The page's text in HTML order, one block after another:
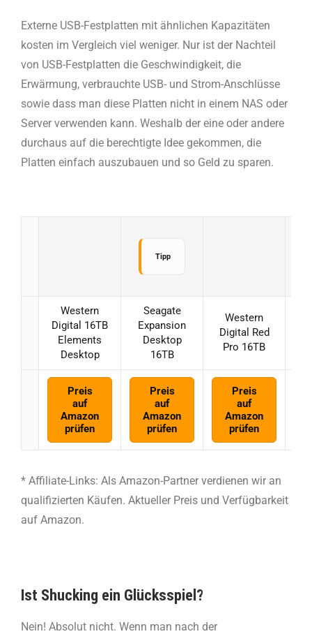
Externe USB-Festplatten mit ähnlichen Kapazitäten
kosten im Vergleich viel weniger. Nur ist der Nachteil
von USB-Festplatten die Geschwindigkeit, die
Erwärmung, verbrauchte USB- und Strom-Anschlüsse
sowie dass man diese Platten nicht in einem NAS oder
Server verwenden kann. Weshalb der eine oder andere
durchaus auf die berechtigte Idee gekommen, die
Platten einfach auszubauen und so Geld zu sparen.
Tipp
Western
Digital 16TB
Elements
Desktop
Seagate
Expansion
Desktop
16TB
Western
Digital Red
Pro 16TB
Preis
auf
Amazon
prüfen
Preis
auf
Amazon
prüfen
Preis
auf
Amazon
prüfen
* Affiliate-Links: Als Amazon-Partner verdienen wir an
qualifizierten Käufen. Aktueller Preis und Verfügbarkeit
auf Amazon.
Ist Shucking ein Glücksspiel?
Nein! Absolut nicht. Wenn man nach der